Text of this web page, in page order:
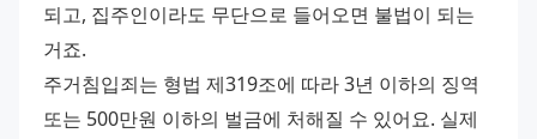
되고, 집주인이라도 무단으로 들어오면 불법이 되는
거죠.
주거침입죄는 형법 제319조에 따라 3년 이하의 징역
또는 500만원 이하의 벌금에 처해질 수 있어요. 실제